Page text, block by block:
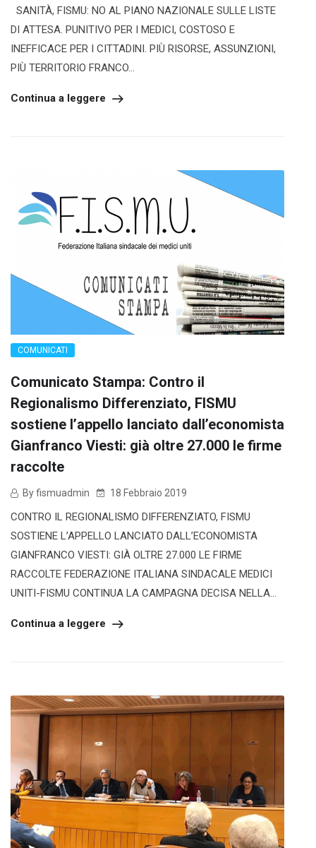
SANITÀ, FISMU: NO AL PIANO NAZIONALE SULLE LISTE
DI ATTESA. PUNITIVO PER I MEDICI, COSTOSO E
INEFFICACE PER I CITTADINI. PIÙ RISORSE, ASSUNZIONI,
PIÙ TERRITORIO FRANCO...
Continua a leggere
COMUNICATI
Comunicato Stampa: Contro il
Regionalismo Differenziato, FISMU
sostiene l’appello lanciato dall’economista
Gianfranco Viesti: già oltre 27.000 le firme
raccolte
By fismuadmin 18 Febbraio 2019
CONTRO IL REGIONALISMO DIFFERENZIATO, FISMU
SOSTIENE L’APPELLO LANCIATO DALL’ECONOMISTA
GIANFRANCO VIESTI: GIÀ OLTRE 27.000 LE FIRME
RACCOLTE FEDERAZIONE ITALIANA SINDACALE MEDICI
UNITI-FISMU CONTINUA LA CAMPAGNA DECISA NELLA...
Continua a leggere